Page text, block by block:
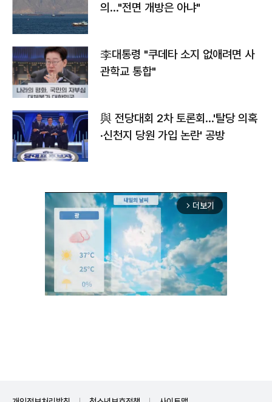
의…"전면 개방은 아냐"
李대통령 "쿠데타 소지 없애려면 사
관학교 통합"
與 전당대회 2차 토론회…'탈당 의혹
·신천지 당원 가입 논란' 공방
arrow_forward_ios 더보기